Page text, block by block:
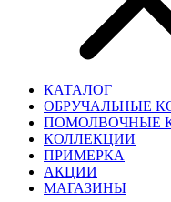
КАТАЛОГ
ОБРУЧАЛЬНЫЕ
ПОМОЛВОЧНЫЕ
КОЛЛЕКЦИИ
ПРИМЕРКА
АКЦИИ
МАГАЗИНЫ